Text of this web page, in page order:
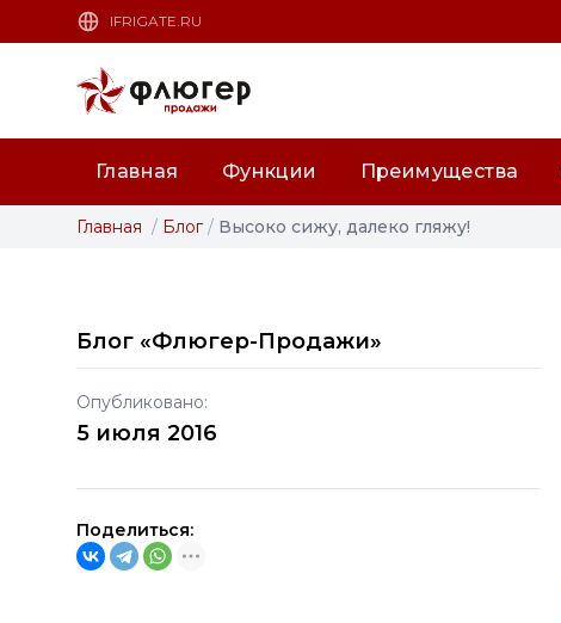
IFRIGATE.RU
Главная Функции Преимущества
Главная / Блог / Высоко сижу, далеко гляжу!
Блог «Флюгер-Продажи»
Опубликовано:
5 июля 2016
Поделиться: